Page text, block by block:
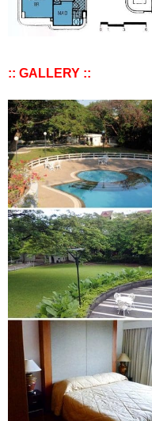
:: GALLERY ::